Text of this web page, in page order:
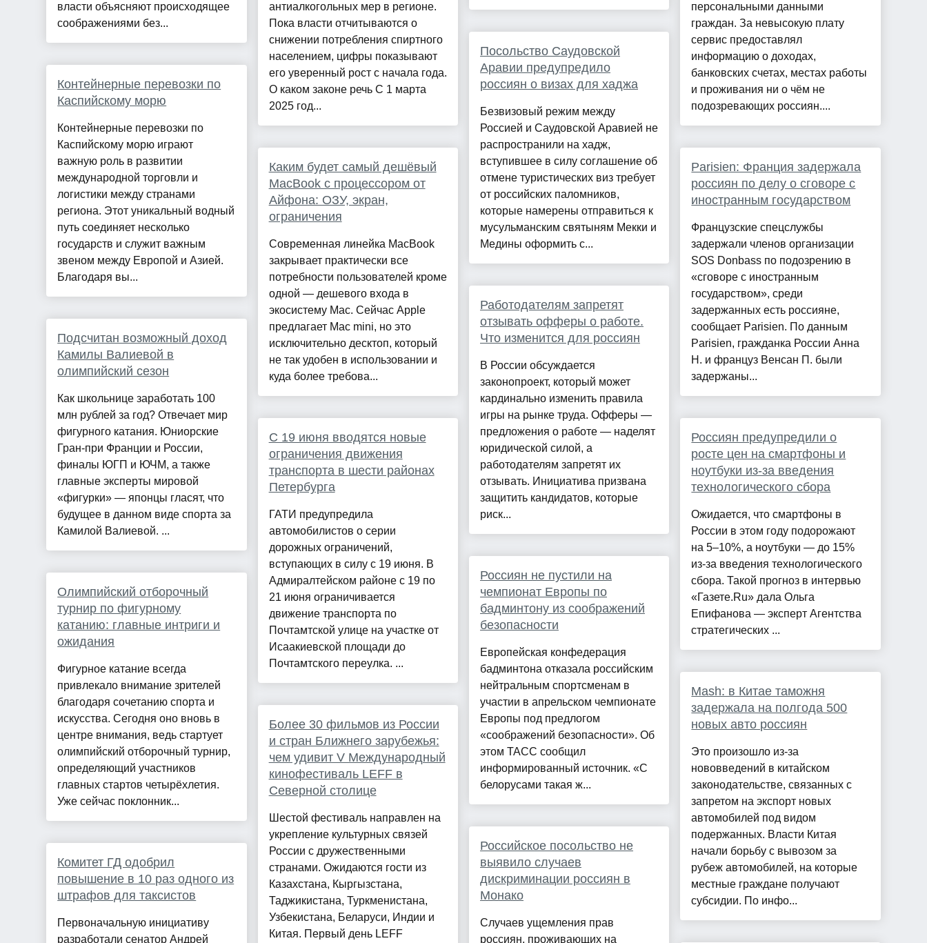
власти объясняют происходящее
соображениями без...
Контейнерные перевозки по
Каспийскому морю
Контейнерные перевозки по
Каспийскому морю играют
важную роль в развитии
международной торговли и
логистики между странами
региона. Этот уникальный водный
путь соединяет несколько
государств и служит важным
звеном между Европой и Азией.
Благодаря вы...
Подсчитан возможный доход
Камилы Валиевой в
олимпийский сезон
Как школьнице заработать 100
млн рублей за год? Отвечает мир
фигурного катания. Юниорские
Гран-при Франции и России,
финалы ЮГП и ЮЧМ, а также
главные эксперты мировой
«фигурки» — японцы гласят, что
будущее в данном виде спорта за
Камилой Валиевой. ...
Олимпийский отборочный
турнир по фигурному
катанию: главные интриги и
ожидания
Фигурное катание всегда
привлекало внимание зрителей
благодаря сочетанию спорта и
искусства. Сегодня оно вновь в
центре внимания, ведь стартует
олимпийский отборочный турнир,
определяющий участников
главных стартов четырёхлетия.
Уже сейчас поклонник...
Комитет ГД одобрил
повышение в 10 раз одного из
штрафов для таксистов
Первоначальную инициативу
разработали сенатор Андрей
антиалкогольных мер в регионе.
Пока власти отчитываются о
снижении потребления спиртного
населением, цифры показывают
его уверенный рост с начала года.
О каком законе речь С 1 марта
2025 год...
Каким будет самый дешёвый
MacBook с процессором от
Айфона: ОЗУ, экран,
ограничения
Современная линейка MacBook
закрывает практически все
потребности пользователей кроме
одной — дешевого входа в
экосистему Mac. Сейчас Apple
предлагает Mac mini, но это
исключительно десктоп, который
не так удобен в использовании и
куда более требова...
С 19 июня вводятся новые
ограничения движения
транспорта в шести районах
Петербурга
ГАТИ предупредила
автомобилистов о серии
дорожных ограничений,
вступающих в силу с 19 июня. В
Адмиралтейском районе с 19 по
21 июня ограничивается
движение транспорта по
Почтамтской улице на участке от
Исаакиевской площади до
Почтамтского переулка. ...
Более 30 фильмов из России
и стран Ближнего зарубежья:
чем удивит V Международный
кинофестиваль LEFF в
Северной столице
Шестой фестиваль направлен на
укрепление культурных связей
России с дружественными
странами. Ожидаются гости из
Казахстана, Кыргызстана,
Таджикистана, Туркменистана,
Узбекистана, Беларуси, Индии и
Китая. Первый день LEFF
Посольство Саудовской
Аравии предупредило
россиян о визах для хаджа
Безвизовый режим между
Россией и Саудовской Аравией не
распространили на хадж,
вступившее в силу соглашение об
отмене туристических виз требует
от российских паломников,
которые намерены отправиться к
мусульманским святыням Мекки и
Медины оформить с...
Работодателям запретят
отзывать офферы о работе.
Что изменится для россиян
В России обсуждается
законопроект, который может
кардинально изменить правила
игры на рынке труда. Офферы —
предложения о работе — наделят
юридической силой, а
работодателям запретят их
отзывать. Инициатива призвана
защитить кандидатов, которые
риск...
Россиян не пустили на
чемпионат Европы по
бадминтону из соображений
безопасности
Европейская конфедерация
бадминтона отказала российским
нейтральным спортсменам в
участии в апрельском чемпионате
Европы под предлогом
«соображений безопасности». Об
этом ТАСС сообщил
информированный источник. «С
белорусами такая ж...
Российское посольство не
выявило случаев
дискриминации россиян в
Монако
Случаев ущемления прав
россиян, проживающих на
персональными данными
граждан. За невысокую плату
сервис предоставлял
информацию о доходах,
банковских счетах, местах работы
и проживания ни о чём не
подозревающих россиян....
Parisien: Франция задержала
россиян по делу о сговоре с
иностранным государством
Французские спецслужбы
задержали членов организации
SOS Donbass по подозрению в
«сговоре с иностранным
государством», среди
задержанных есть россияне,
сообщает Parisien. По данным
Parisien, гражданка России Анна
Н. и француз Венсан П. были
задержаны...
Россиян предупредили о
росте цен на смартфоны и
ноутбуки из-за введения
технологического сбора
Ожидается, что смартфоны в
России в этом году подорожают
на 5–10%, а ноутбуки — до 15%
из-за введения технологического
сбора. Такой прогноз в интервью
«Газете.Ru» дала Ольга
Епифанова — эксперт Агентства
стратегических ...
Mash: в Китае таможня
задержала на полгода 500
новых авто россиян
Это произошло из-за
нововведений в китайском
законодательстве, связанных с
запретом на экспорт новых
автомобилей под видом
подержанных. Власти Китая
начали борьбу с вывозом за
рубеж автомобилей, на которые
местные граждане получают
субсидии. По инфо...